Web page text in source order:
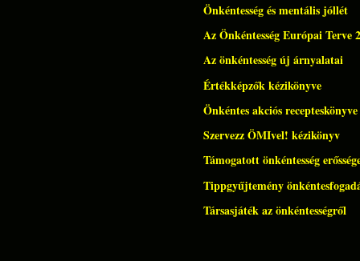
Önkéntesség és mentális jóllét
Az Önkéntesség Európai Terve
Az önkéntesség új árnyalatai
Értékképzők kézikönyve
Önkéntes akciós recepteskönyve
Szervezz ÖMIvel! kézikönyv
Támogatott önkéntesség
Tippgyűjtemény
Társasjáték az önkéntességről